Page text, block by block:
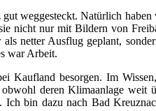
weggesteckt. Natürlich
nicht nur mit Bildern von
netter Ausflug geplant,
war Arbeit.
Kaufland besorgen. Im
deren Klimaanlage
bin dazu nach Bad